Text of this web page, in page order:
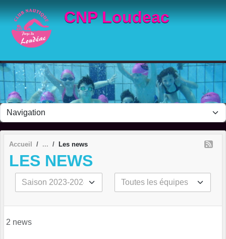
CNP Loudeac
Accueil Les news
LES NEWS
2 news